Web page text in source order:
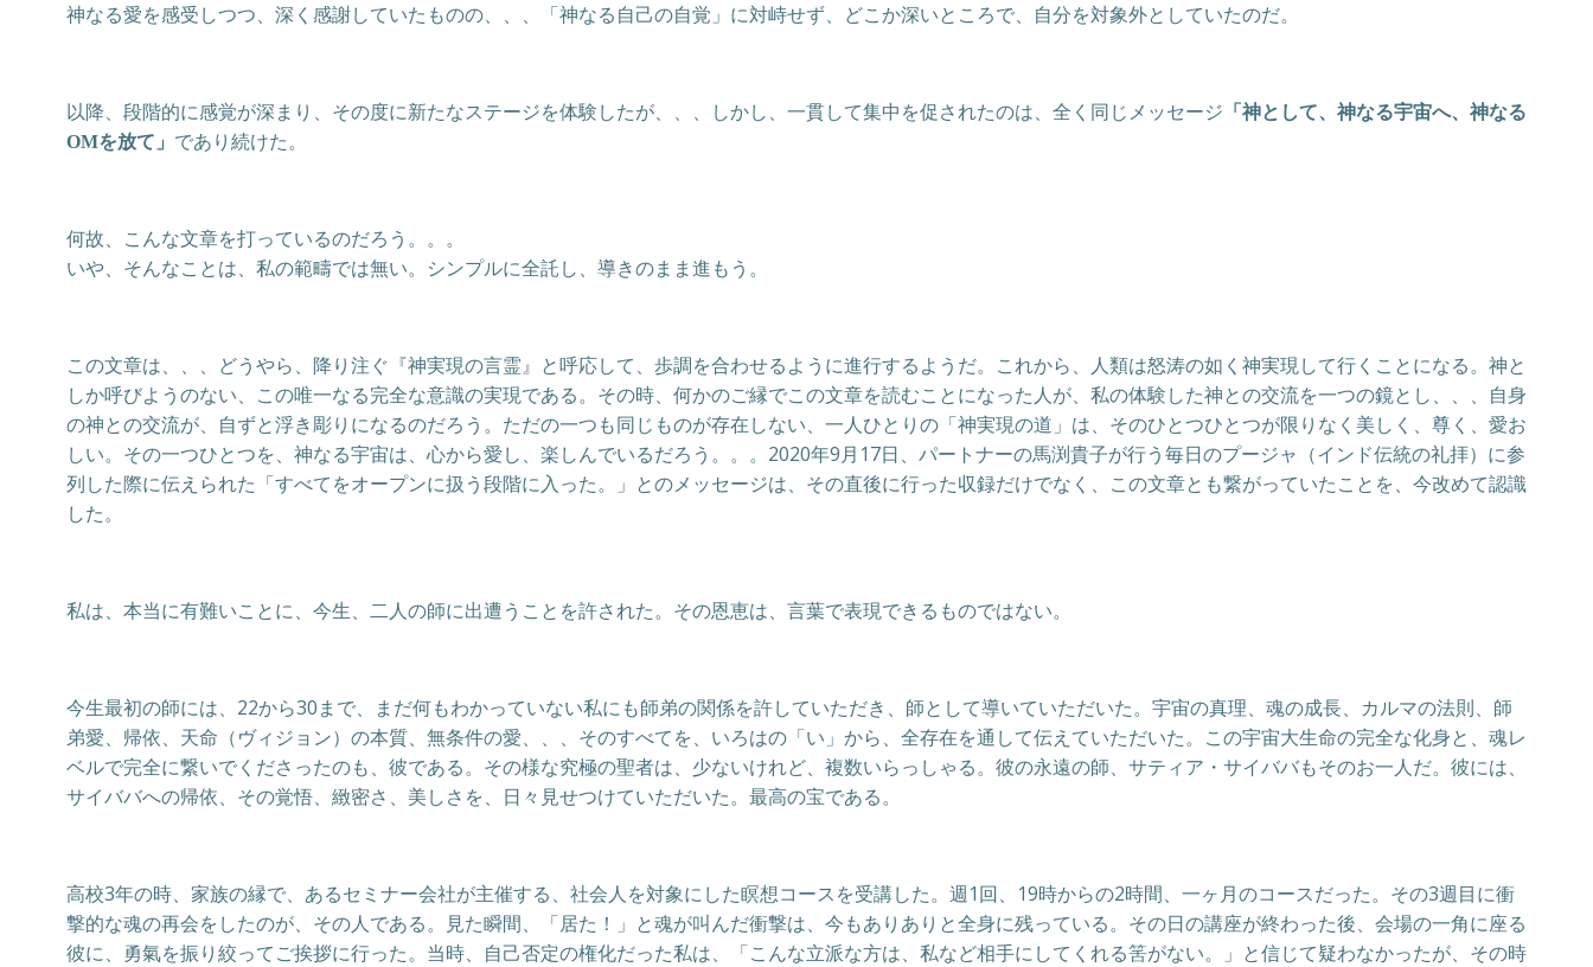
神なる愛を感受しつつ、深く感謝していたものの、、、「神なる自己の自覚」に対峙せず、どこか深いところで、自分を対象外としていたのだ。
以降、段階的に感覚が深まり、その度に新たなステージを体験したが、、、しかし、一貫して集中を促されたのは、全く同じメッセージ 「神として、神なる宇宙へ、神なる
OMを放て」 であり続けた。
何故、こんな文章を打っているのだろう。。。
いや、そんなことは、私の範疇では無い。シンプルに全託し、導きのまま進もう。
この文章は、、、どうやら、降り注ぐ『神実現の言霊』と呼応して、歩調を合わせるように進行するようだ。これから、人類は怒涛の如く神実現して行くことになる。神と
しか呼びようのない、この唯一なる完全な意識の実現である。その時、何かのご縁でこの文章を読むことになった人が、私の体験した神との交流を一つの鏡とし、、、自身
の神との交流が、自ずと浮き彫りになるのだろう。ただの一つも同じものが存在しない、一人ひとりの「神実現の道」は、そのひとつひとつが限りなく美しく、尊く、愛お
しい。その一つひとつを、神なる宇宙は、心から愛し、楽しんでいるだろう。。。2020年9月17日、パートナーの馬渕貴子が行う毎日のプージャ（インド伝統の礼拝）に参
列した際に伝えられた「すべてをオープンに扱う段階に入った。」とのメッセージは、その直後に行った収録だけでなく、この文章とも繋がっていたことを、今改めて認識
した。
私は、本当に有難いことに、今生、二人の師に出遭うことを許された。その恩恵は、言葉で表現できるものではない。
今生最初の師には、22から30まで、まだ何もわかっていない私にも師弟の関係を許していただき、師として導いていただいた。宇宙の真理、魂の成長、カルマの法則、師
弟愛、帰依、天命（ヴィジョン）の本質、無条件の愛、、、そのすべてを、いろはの「い」から、全存在を通して伝えていただいた。この宇宙大生命の完全な化身と、魂レ
ベルで完全に繋いでくださったのも、彼である。その様な究極の聖者は、少ないけれど、複数いらっしゃる。彼の永遠の師、サティア・サイババもそのお一人だ。彼には、
サイババへの帰依、その覚悟、緻密さ、美しさを、日々見せつけていただいた。最高の宝である。
高校3年の時、家族の縁で、あるセミナー会社が主催する、社会人を対象にした瞑想コースを受講した。週1回、19時からの2時間、一ヶ月のコースだった。その3週目に衝
撃的な魂の再会をしたのが、その人である。見た瞬間、「居た！」と魂が叫んだ衝撃は、今もありありと全身に残っている。その日の講座が終わった後、会場の一角に座る
彼に、勇氣を振り絞ってご挨拶に行った。当時、自己否定の権化だった私は、「こんな立派な方は、私など相手にしてくれる筈がない。」と信じて疑わなかったが、その時